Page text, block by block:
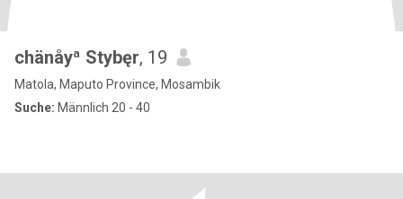
chänåyª Stybęr, 19
Matola, Maputo Province, Mosambik
Suche: Männlich 20 - 40